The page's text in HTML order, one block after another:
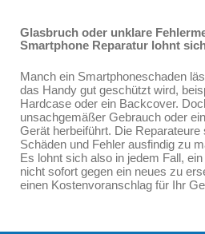
Glasbruch oder unklare
Smartphone Reparatur lohnt
Manch ein Smartphoneschaden
das Handy gut geschützt wird,
Hardcase oder ein Backcover.
unsachgemäßer Gebrauch oder
Gerät herbeiführt. Die
Schäden und Fehler ausfindig zu
Es lohnt sich also in jedem Fall,
nicht sofort gegen ein neues zu
einen Kostenvoranschlag für Ihr